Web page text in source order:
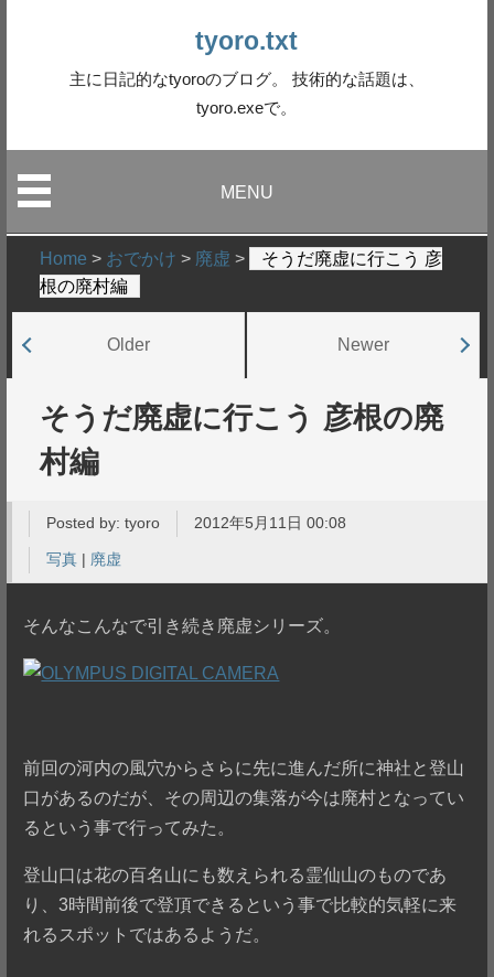
tyoro.txt
主に日記的なtyoroのブログ。 技術的な話題は、
tyoro.exeで。
MENU
Home > おでかけ > 廃虚 >
そうだ廃虚に行こう 彦
根の廃村編
Older Newer
そうだ廃虚に行こう 彦根の廃
村編
Posted by:tyoro 2012年5月11日 00:08
写真 | 廃虚
そんなこんなで引き続き廃虚シリーズ。
前回の河内の風穴からさらに先に進んだ所に神社と登山
口があるのだが、その周辺の集落が今は廃村となってい
るという事で行ってみた。
登山口は花の百名山にも数えられる霊仙山のものであ
り、3時間前後で登頂できるという事で比較的気軽に来
れるスポットではあるようだ。